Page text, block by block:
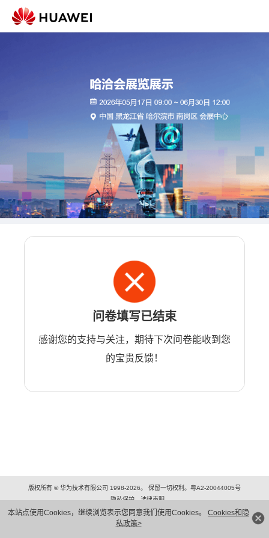
本站点使用Cookies，继续浏览表示您同意我们使用Cookies。 Cookies和隐
私政策>
问卷填写已结束
感谢您的支持与关注，期待下次问卷能收到您
的宝贵反馈！
版权所有 © 华为技术有限公司 1998-2026。 保留一切权利。粤A2-20044005号
隐私保护
法律声明